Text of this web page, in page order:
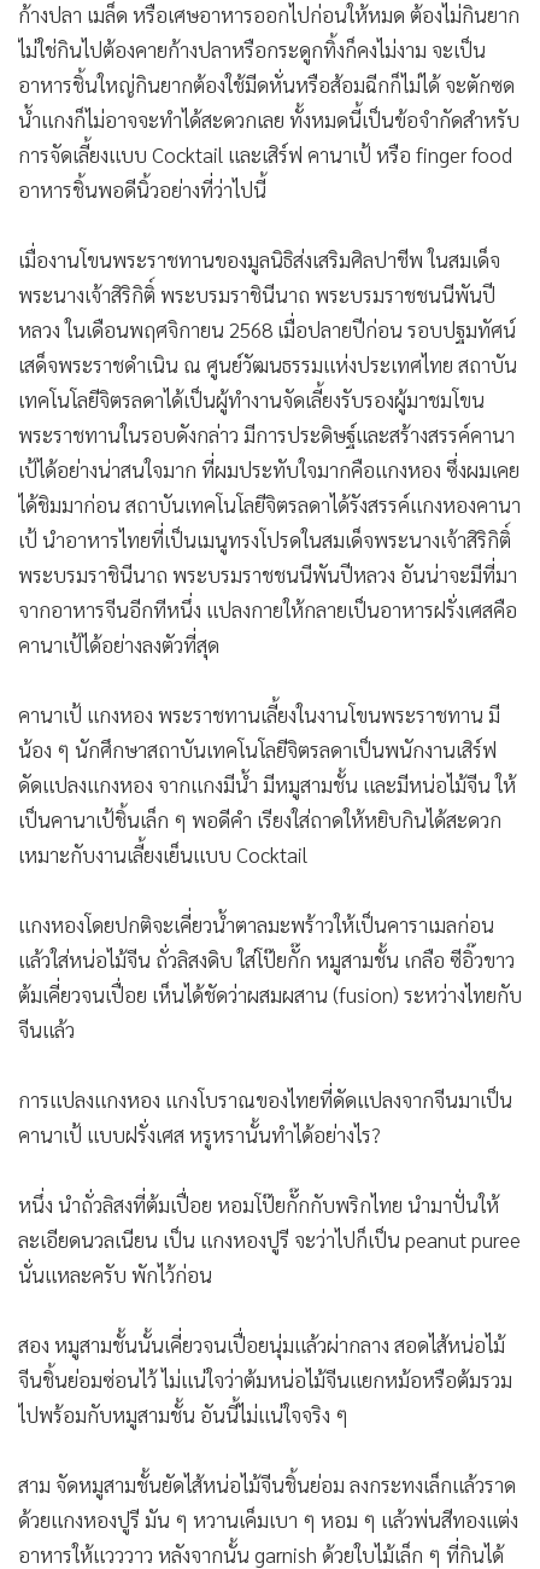
• กีฬา
• ต่างประเทศ
• Special Scoop
• เศรษฐกิจ-ธุรกิจ
• จีน
• อาชญากรรม
Motoring
• เกม
• วิทยาศาสตร์
• SMEs
• หุ้น
• อินโดจีน
• กองทุนรวม
• Celeb Online
• Factcheck
• ญี่ปุ่น
• News1
ก้างปลา เมล็ด หรือเศษอาหารออกไปก่อนให้หมด ต้องไม่กินยาก
ไม่ใช่กินไปต้องคายก้างปลาหรือกระดูกทิ้งก็คงไม่งาม จะเป็น
อาหารชิ้นใหญ่กินยากต้องใช้มีดหั่นหรือส้อมฉีกก็ไม่ได้ จะตักซด
น้ำแกงก็ไม่อาจจะทำได้สะดวกเลย ทั้งหมดนี้เป็นข้อจำกัดสำหรับ
การจัดเลี้ยงแบบ Cocktail และเสิร์ฟ คานาเป้ หรือ finger food
อาหารชิ้นพอดีนิ้วอย่างที่ว่าไปนี้
เมื่องานโขนพระราชทานของมูลนิธิส่งเสริมศิลปาชีพ ในสมเด็จ
พระนางเจ้าสิริกิติ์ พระบรมราชินีนาถ พระบรมราชชนนีพันปี
หลวง ในเดือนพฤศจิกายน 2568 เมื่อปลายปีก่อน รอบปฐมทัศน์
เสด็จพระราชดำเนิน ณ ศูนย์วัฒนธรรมแห่งประเทศไทย สถาบัน
เทคโนโลยีจิตรลดาได้เป็นผู้ทำงานจัดเลี้ยงรับรองผู้มาชมโขน
พระราชทานในรอบดังกล่าว มีการประดิษฐ์และสร้างสรรค์คานา
เป้ได้อย่างน่าสนใจมาก ที่ผมประทับใจมากคือแกงหอง ซึ่งผมเคย
ได้ชิมมาก่อน สถาบันเทคโนโลยีจิตรลดาได้รังสรรค์แกงหองคานา
เป้ นำอาหารไทยที่เป็นเมนูทรงโปรดในสมเด็จพระนางเจ้าสิริกิติ์
พระบรมราชินีนาถ พระบรมราชชนนีพันปีหลวง อันน่าจะมีที่มา
จากอาหารจีนอีกทีหนึ่ง แปลงกายให้กลายเป็นอาหารฝรั่งเศสคือ
คานาเป้ได้อย่างลงตัวที่สุด
คานาเป้ แกงหอง พระราชทานเลี้ยงในงานโขนพระราชทาน มี
น้อง ๆ นักศึกษาสถาบันเทคโนโลยีจิตรลดาเป็นพนักงานเสิร์ฟ
ดัดแปลงแกงหอง จากแกงมีน้ำ มีหมูสามชั้น และมีหน่อไม้จีน ให้
เป็นคานาเป้ชิ้นเล็ก ๆ พอดีคำ เรียงใส่ถาดให้หยิบกินได้สะดวก
เหมาะกับงานเลี้ยงเย็นแบบ Cocktail
แกงหองโดยปกติจะเคี่ยวน้ำตาลมะพร้าวให้เป็นคาราเมลก่อน
แล้วใส่หน่อไม้จีน ถั่วลิสงดิบ ใส่โป๊ยกั๊ก หมูสามชั้น เกลือ ซีอิ๊วขาว
ต้มเคี่ยวจนเปื่อย เห็นได้ชัดว่าผสมผสาน (fusion) ระหว่างไทยกับ
จีนแล้ว
การแปลงแกงหอง แกงโบราณของไทยที่ดัดแปลงจากจีนมาเป็น
คานาเป้ แบบฝรั่งเศส หรูหรานั้นทำได้อย่างไร?
หนึ่ง นำถั่วลิสงที่ต้มเปื่อย หอมโป๊ยกั๊กกับพริกไทย นำมาปั่นให้
ละเอียดนวลเนียน เป็น แกงหองปูรี จะว่าไปก็เป็น peanut puree
นั่นแหละครับ พักไว้ก่อน
สอง หมูสามชั้นนั้นเคี่ยวจนเปื่อยนุ่มแล้วผ่ากลาง สอดไส้หน่อไม้
จีนชิ้นย่อมซ่อนไว้ ไม่แน่ใจว่าต้มหน่อไม้จีนแยกหม้อหรือต้มรวม
ไปพร้อมกับหมูสามชั้น อันนี้ไม่แน่ใจจริง ๆ
สาม จัดหมูสามชั้นยัดไส้หน่อไม้จีนชิ้นย่อม ลงกระทงเล็กแล้วราด
ด้วยแกงหองปูรี มัน ๆ หวานเค็มเบา ๆ หอม ๆ แล้วพ่นสีทองแต่ง
อาหารให้แวววาว หลังจากนั้น garnish ด้วยใบไม้เล็ก ๆ ที่กินได้